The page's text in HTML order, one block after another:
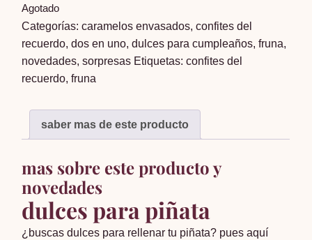
Agotado
Categorías:caramelos envasados,confites del
recuerdo,dos en uno,dulces para cumpleaños,fruna,
novedades,sorpresas Etiquetas:confites del
recuerdo,fruna
saber mas de este producto
mas sobre este producto y
novedades
dulces para piñata
¿buscas dulces para rellenar tu piñata? pues aquí